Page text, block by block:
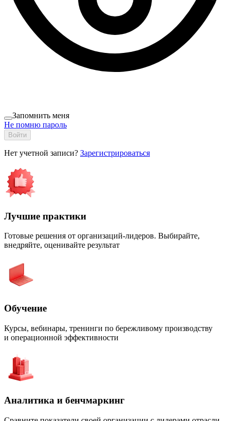
Запомнить меня
Не помню пароль
Войти
Нет учетной записи? Зарегистрироваться
Лучшие практики
Готовые решения от организаций-лидеров. Выбирайте,
внедряйте, оценивайте результат
Обучение
Курсы, вебинары, тренинги по бережливому производству
и операционной эффективности
Аналитика и бенчмаркинг